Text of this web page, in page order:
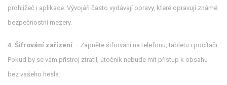
prohlížeč i aplikace. Vývojáři často vydávají opravy, které opravují známé
bezpečnostní mezery.
4. Šifrování zařízení – Zapněte šifrování na telefonu, tabletu i počítači.
Pokud by se vám přístroj ztratil, útočník nebude mít přístup k obsahu
bez vašeho hesla.